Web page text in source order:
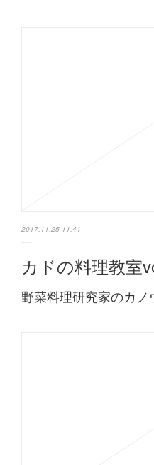
2017.11.25 11:41
カドの料理教室
野菜料理研究家のカ